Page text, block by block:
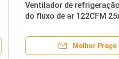
Ventilador de
do fluxo de ar 122CFM
Melhor Preço